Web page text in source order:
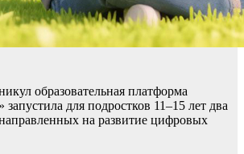
образовательная платформа
для подростков 11–15 лет два
на развитие цифровых